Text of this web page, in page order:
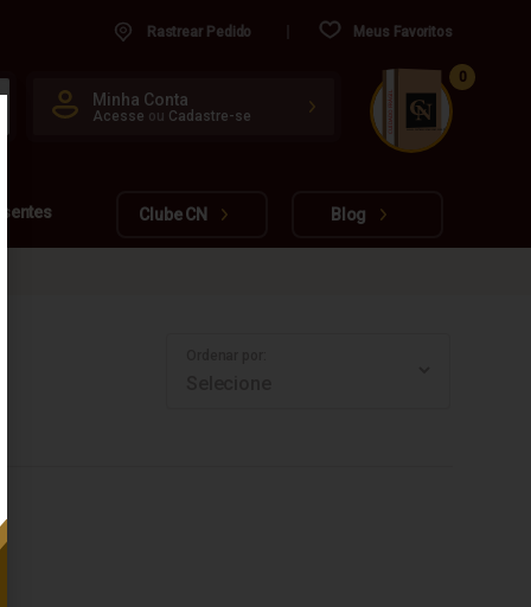
Rastrear Pedido Meus Favoritos
Minha Conta
Acesse ou Cadastre-se
www.cachacarianacional.com.br
CUIDADO FRÁGIL
0
Clube CN Blog